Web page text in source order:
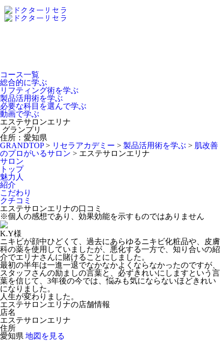
Dr.Recella Academy
について
コース一覧
総合的に学ぶ
リフティング術を学ぶ
製品活用術を学ぶ
必要な科目を選んで学ぶ
動画で学ぶ
エステサロンエリナ
グランプリ
住所：愛知県
GRANDTOP> リセラアカデミー > 製品活用術を学ぶ > 肌改善
のプロがいるサロン > エステサロンエリナ
サロン
トップ
魅力人
紹介
こだわり
クチコミ
エステサロンエリナの口コミ
※個人の感想であり、効果効能を示すものではありません
K.Y様
ニキビが顔中ひどくて、過去にあらゆるニキビ化粧品や、皮膚
科の薬を使用していましたが、悪化する一方で、知り合いの紹
介でエリナさんに賭けることにしました。
最初の半年は一進一退でなかなかよくならなかったのですが、
スタッフさんの励ましの言葉と、必ずきれいにしますという言
葉を信じて、3年後の今では、悩みも気にならないほどきれい
になりました。
人生が変わりました。
エステサロンエリナの店舗情報
店名
エステサロンエリナ
住所
愛知県 地図を見る